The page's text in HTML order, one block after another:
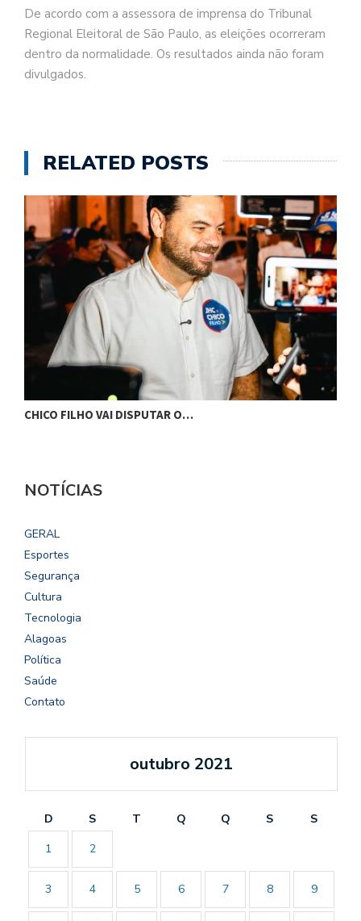
De acordo com a assessora de imprensa do Tribunal
Regional Eleitoral de São Paulo, as eleições ocorreram
dentro da normalidade. Os resultados ainda não foram
divulgados.
RELATED POSTS
CHICO FILHO VAI DISPUTAR O…
NOTÍCIAS
GERAL
Esportes
Segurança
Cultura
Tecnologia
Alagoas
Política
Saúde
Contato
outubro 2021
D S T Q Q S
S
1
2
3 4 5 6 7 8 9